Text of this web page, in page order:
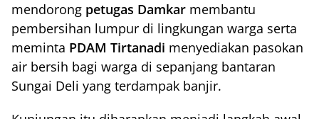
mendorong petugas Damkar membantu
pembersihan lumpur di lingkungan warga serta
meminta PDAM Tirtanadi menyediakan pasokan
air bersih bagi warga di sepanjang bantaran
Sungai Deli yang terdampak banjir.